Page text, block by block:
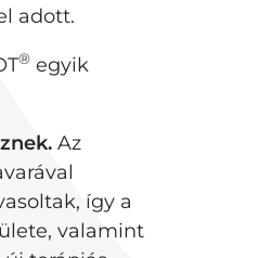
adott.
®egyik
Az
így a
valamint